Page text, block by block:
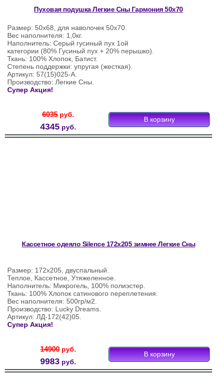
Пуховая подушка Легкие Сны Гармония 50х70
Размер: 50х68, для наволочек 50х70.
Вес наполнителя: 1,0кг.
Наполнитель: Серый гусиный пух 1ой
категории (80% Гусиный пух + 20% перышко).
Ткань: 100% Хлопок, Батист.
Степень поддержки: упругая (жесткая).
Артикул: 57(15)025-А.
Производство: Легкие Сны.
Супер Акция!
6035руб.
4345руб.
Кассетное одеяло Silence 172х205 зимнее Легкие Сны
Размер: 172х205, двуспальный.
Теплое, Кассетное, Утяжеленное.
Наполнитель: Микрогель, 100% полиэстер.
Ткань: 100% Хлопок сатинового переплетения.
Вес наполнителя: 500гр/м2.
Производство: Lucky Dreams.
Артикул: ЛД-172(42)05.
Супер Акция!
14900руб.
9983руб.